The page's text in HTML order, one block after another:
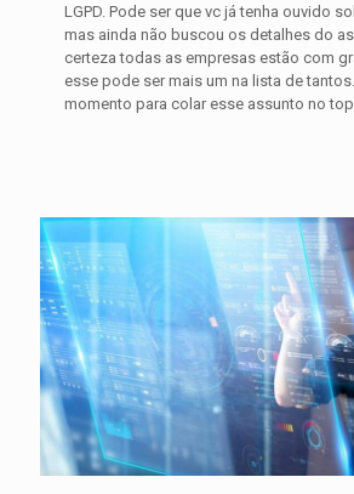
LGPD. Pode ser que vc já tenha ouvido
mas ainda não buscou os detalhes do
certeza todas as empresas estão com
esse pode ser mais um na lista de
momento para colar esse assunto no